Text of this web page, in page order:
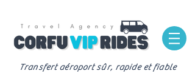
Transfert aéroport sûr, rapide et fiable